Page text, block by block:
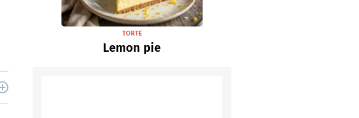
TORTE
Lemon pie